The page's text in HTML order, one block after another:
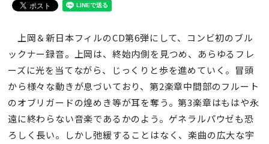
上岡＆新日本フィルのCD第6弾にして、コンビ初のブル
ックナー録音。上岡は、終始内側を見つめ、あらゆるフレ
ーズに光を当てながら、じっくりと歩を進めていく。冒頭
から様々な動きが息づいており、第2楽章中間部のフルート
のオブリガードの煌めき等が耳を奪う。第3楽章はもはや永
遠に終わらない音楽であるかのよう。ゲネラルパウゼも恐
ろしく長い。しかし弛緩することはなく、楽曲の広大な宇